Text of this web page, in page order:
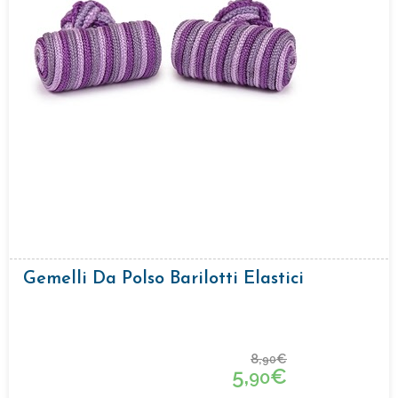
Gemelli Da Polso Barilotti Elastici
8,90€
5,90€